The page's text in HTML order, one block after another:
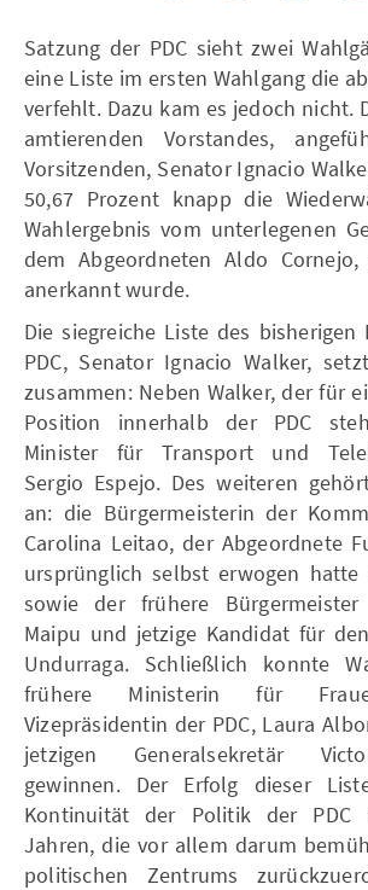
Satzung der PDC sieht zwei
eine Liste im ersten Wahlgang die
verfehlt. Dazu kam es jedoch nicht.
amtierenden Vorstandes,
Vorsitzenden, Senator Ignacio
50,67 Prozent knapp die
Wahlergebnis vom unterlegenen
dem Abgeordneten Aldo
anerkannt wurde.
Die siegreiche Liste des bisherigen
PDC, Senator Ignacio Walker,
zusammen: Neben Walker, der für
Position innerhalb der PDC
Minister für Transport und
Sergio Espejo. Des weiteren
an: die Bürgermeisterin der
Carolina Leitao, der Abgeordnete
ursprünglich selbst erwogen hatte
sowie der frühere
Maipu und jetzige Kandidat für
Undurraga. Schließlich konnte
frühere Ministerin für
Vizepräsidentin der PDC, Laura
jetzigen Generalsekretär
gewinnen. Der Erfolg dieser
Kontinuität der Politik der
Jahren, die vor allem darum
politischen Zentrums